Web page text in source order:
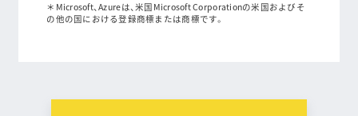
＊Microsoft、Azureは、米国Microsoft Corporationの米国およびそ
の他の国における登録商標または商標です。